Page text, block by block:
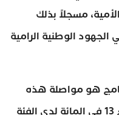
مسجلاً بذلك
المائة في الجهود الوطنية الرامية
هو مواصلة هذه
الجهود للوصول إلى نسبة أمية تبلغ 13 في المائة لدى الفئة